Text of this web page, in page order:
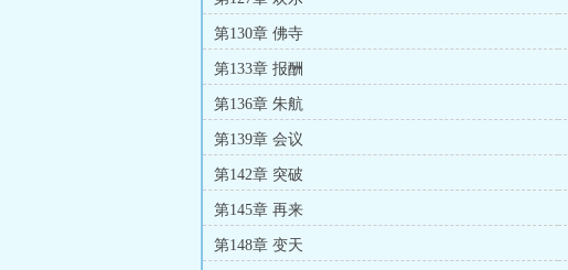
第130章 佛寺
第133章 报酬
第136章 朱航
第139章 会议
第142章 突破
第145章 再来
第148章 变天